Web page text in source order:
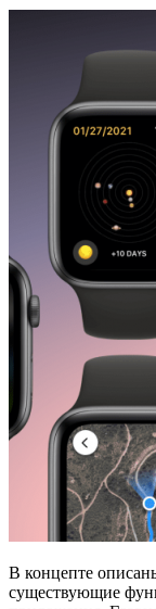
В концепте
существующие